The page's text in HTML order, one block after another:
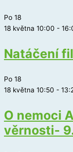
Po 18
18 května 10:00 -
Natáčení
Po 18
18 května 10:50 -
O nemoci
věrnosti-